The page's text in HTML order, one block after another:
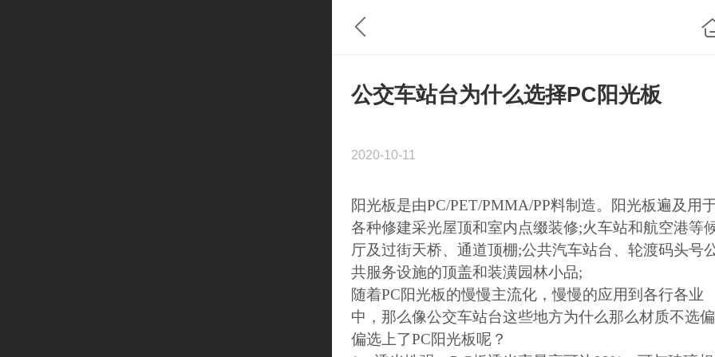
公交车站台为什么选择PC阳光板
2020-10-11
阳光板是由PC/PET/PMMA/PP料制造。阳光板遍及用
各种修建采光屋顶和室内点缀装修;火车站和航空港等
厅及过街天桥、通道顶棚;公共汽车站台、轮渡码头号
共服务设施的顶盖和装潢园林小品;
随着PC阳光板的慢慢主流化，慢慢的应用到各行各业
中，那么像公交车站台这些地方为什么那么材质不选偏
偏选上了PC阳光板呢？